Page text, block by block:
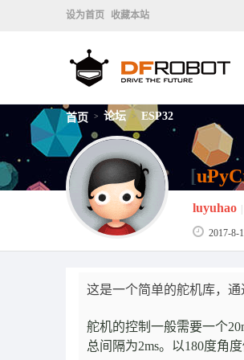
设为首页 收藏本站
首页 > 论坛 > ESP32
[
luyuhao
2017-8-
这是一个简单的舵机库，通
舵机的控制一般需要一个
总间隔为2ms。以180度角